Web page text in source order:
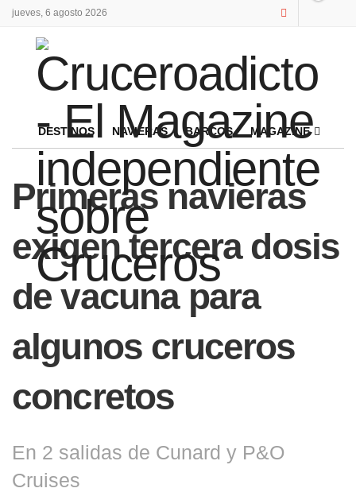
jueves, 6 agosto 2026
DESTINOS NAVIERAS BARCOS MAGAZINE
Primeras navieras
exigen tercera dosis
de vacuna para
algunos cruceros
concretos
En 2 salidas de Cunard y P&O
Cruises